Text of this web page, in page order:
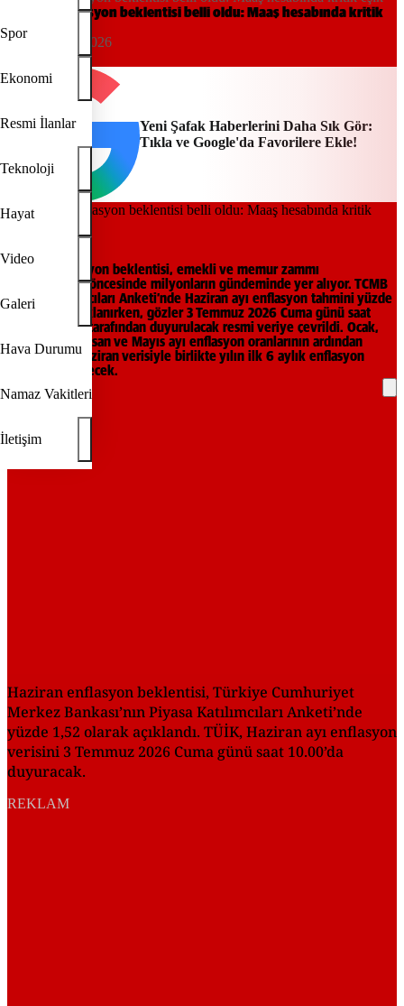
Spor
Ekonomi
Resmi İlanlar
Teknoloji
Hayat
Video
Galeri
Hava Durumu
Namaz Vakitleri
İletişim
Haziran enflasyon beklentisi belli oldu: Maaş hesabında kritik
23:27, 10/06/2026
Yeni Şafak Haberlerini Daha Sık Gör:
Tıkla ve Google'da Favorilere Ekle!
Haziran enflasyon beklentisi, emekli ve memur zammı
hesaplamaları öncesinde milyonların gündeminde yer alıyor. TCMB
Piyasa Katılımcıları Anketi’nde Haziran ayı enflasyon tahmini yüzde
1,52 olarak açıklanırken, gözler 3 Temmuz 2026 Cuma günü saat
10.00’da TÜİK tarafından duyurulacak resmi veriye çevrildi. Ocak,
Şubat, Mart, Nisan ve Mayıs ayı enflasyon oranlarının ardından
açıklanacak Haziran verisiyle birlikte yılın ilk 6 aylık enflasyon
tablosu netleşecek.
Haziran enflasyon beklentisi, Türkiye Cumhuriyet
Merkez Bankası’nın Piyasa Katılımcıları Anketi’nde
yüzde 1,52 olarak açıklandı. TÜİK, Haziran ayı enflasyon
verisini 3 Temmuz 2026 Cuma günü saat 10.00’da
duyuracak.
REKLAM